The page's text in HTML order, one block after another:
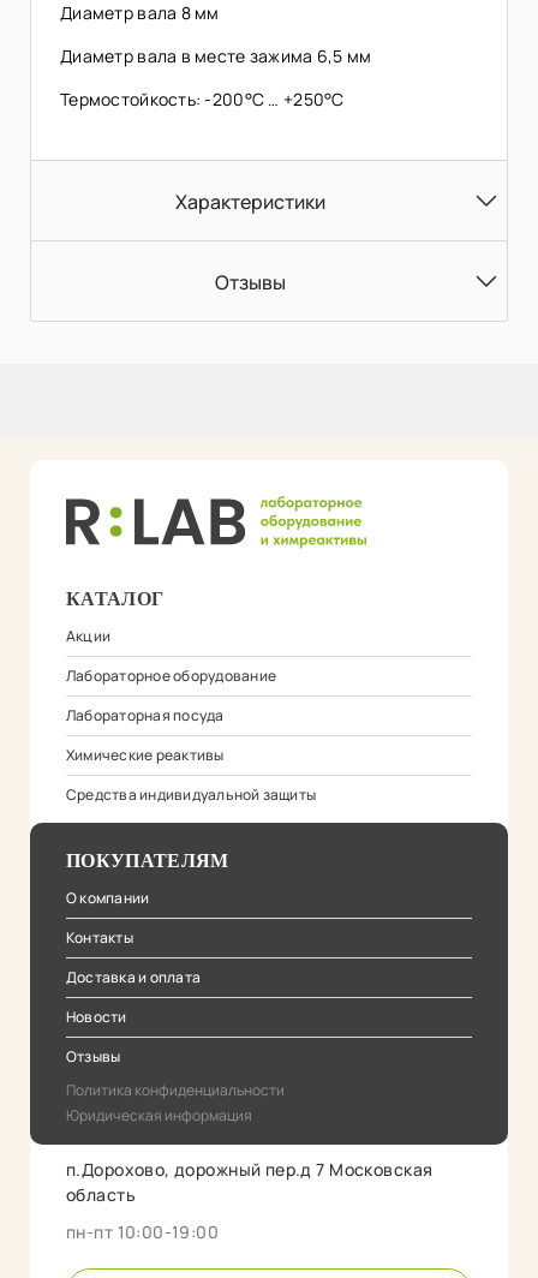
Диаметр вала 8 мм
Диаметр вала в месте зажима 6,5 мм
Термостойкость: -200°C … +250°C
Характеристики
Отзывы
КАТАЛОГ
Акции
Лабораторное оборудование
Лабораторная посуда
Химические реактивы
Средства индивидуальной защиты
ПОКУПАТЕЛЯМ
О компании
Контакты
Доставка и оплата
Новости
Отзывы
Политика конфиденциальности
Юридическая информация
п.Дорохово, дорожный пер.д 7 Московская
область
пн-пт 10:00-19:00